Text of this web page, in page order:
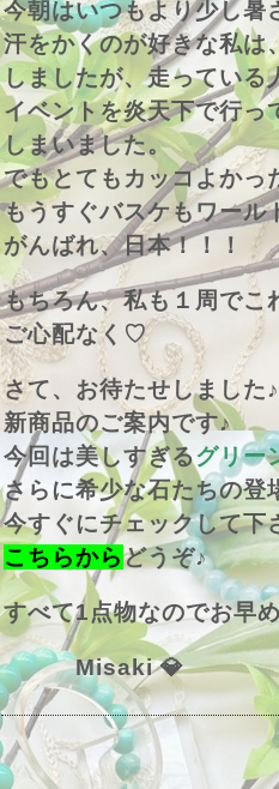
今朝はいつもより少し暑
汗をかくのが好きな私は
しましたが、走ってい
イベントを炎天下で行っ
しまいました。
でもとてもカッコよかっ
もうすぐバスケもワール
がんばれ、日本！！！
もちろん、私も１周でこ
ご心配なく♡
さて、お待たせしました♪
新商品のご案内です♪
今回は美しすぎるグリー
さらに希少な石たちの登
今すぐにチェックして下
こちらからどうぞ♪
すべて1点物なのでお早
Misaki 💎